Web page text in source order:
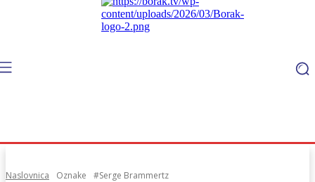
Naslovnica Oznake #Serge Brammertz